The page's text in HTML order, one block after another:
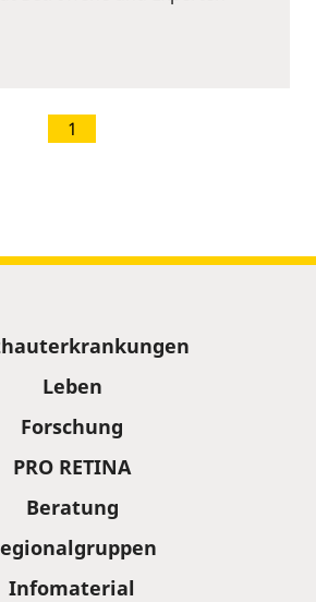
1
Leben
Forschung
PRO RETINA
Beratung
Infomaterial